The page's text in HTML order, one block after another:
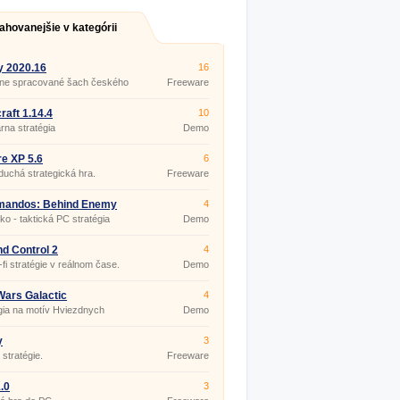
v kategórii
2020.16
spracované šach českého
16
Freeware
1.14.4
stratégia
10
Demo
XP 5.6
strategická hra.
6
Freeware
Behind Enemy
- taktická PC stratégia
4
Demo
Control 2
stratégie v reálnom čase.
4
Demo
Galactic
na motív Hviezdnych
4
Demo
3
Freeware
3